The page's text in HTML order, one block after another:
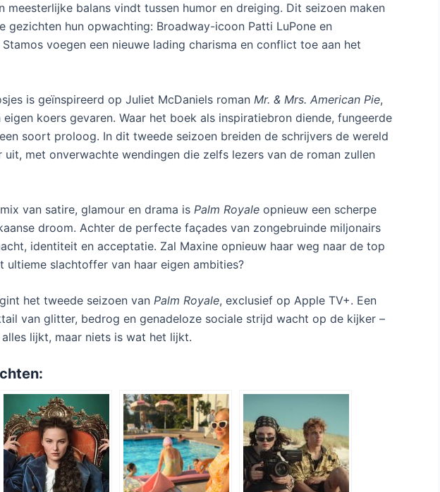
meesterlijke balans vindt tussen humor en dreiging. Dit seizoen maken
gezichten hun opwachting: Broadway-icoon Patti LuPone en
voegen een nieuwe lading charisma en conflict toe aan het
is geïnspireerd op Juliet McDaniels roman Mr. & Mrs. American Pie,
eigen koers gevaren. Waar het boek als inspiratiebron diende, fungeerde
soort proloog. In dit tweede seizoen breiden de schrijvers de wereld
uit, met onverwachte wendingen die zelfs lezers van de roman zullen
van satire, glamour en drama is Palm Royale opnieuw een scherpe
droom. Achter de perfecte façades van zongebruinde miljonairs
identiteit en acceptatie. Zal Maxine opnieuw haar weg naar de top
ultieme slachtoffer van haar eigen ambities?
het tweede seizoen van Palm Royale, exclusief op Apple TV+. Een
van glitter, bedrog en genadeloze sociale strijd wacht op de kijker –
lijkt, maar niets is wat het lijkt.